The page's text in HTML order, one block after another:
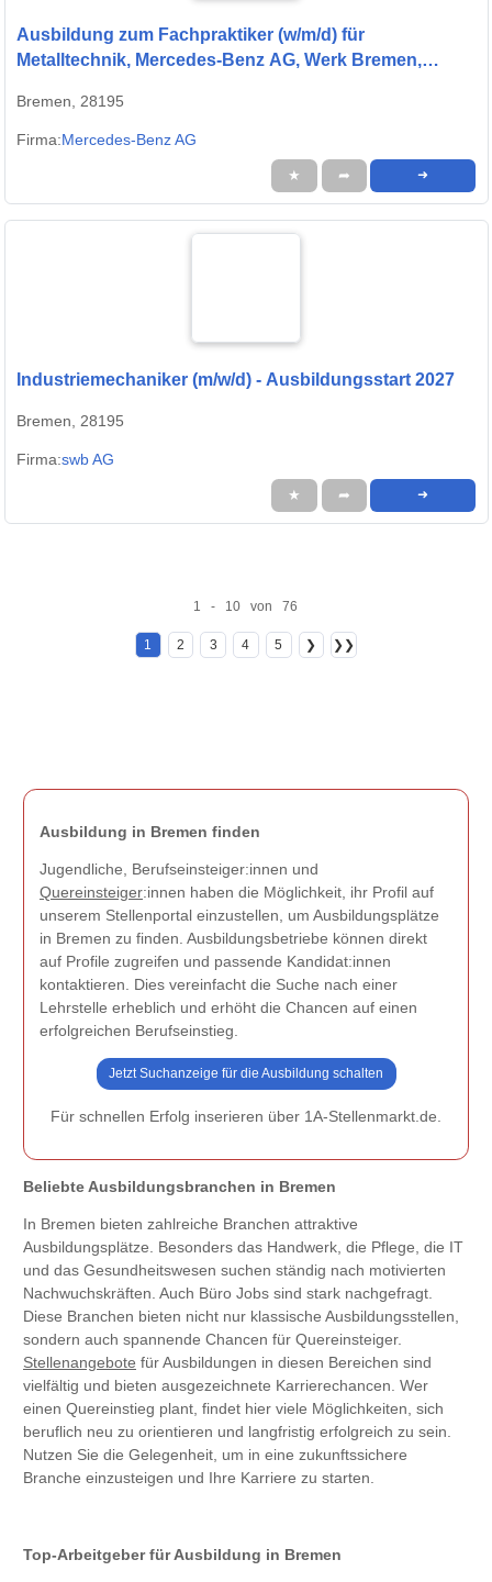
Ausbildung zum Fachpraktiker (w/m/d) für
Metalltechnik, Mercedes-Benz AG, Werk Bremen,
Bremen, 28195
Firma:Mercedes-Benz AG
★ ➦ ➜
Industriemechaniker (m/w/d) - Ausbildungsstart 2027
Bremen, 28195
Firma:swb AG
★ ➦ ➜
1 - 10 von 76
1 2 3 4 5 ❯ ❯❯
Ausbildung in Bremen finden
Jugendliche, Berufseinsteiger:innen und
Quereinsteiger:innen haben die Möglichkeit, ihr Profil auf
unserem Stellenportal einzustellen, um Ausbildungsplätze
in Bremen zu finden. Ausbildungsbetriebe können direkt
auf Profile zugreifen und passende Kandidat:innen
kontaktieren. Dies vereinfacht die Suche nach einer
Lehrstelle erheblich und erhöht die Chancen auf einen
erfolgreichen Berufseinstieg.
Jetzt Suchanzeige für die Ausbildung schalten
Für schnellen Erfolg inserieren über 1A-Stellenmarkt.de.
Beliebte Ausbildungsbranchen in Bremen
In Bremen bieten zahlreiche Branchen attraktive
Ausbildungsplätze. Besonders das Handwerk, die Pflege, die IT
und das Gesundheitswesen suchen ständig nach motivierten
Nachwuchskräften. Auch Büro Jobs sind stark nachgefragt.
Diese Branchen bieten nicht nur klassische Ausbildungsstellen,
sondern auch spannende Chancen für Quereinsteiger.
Stellenangebote für Ausbildungen in diesen Bereichen sind
vielfältig und bieten ausgezeichnete Karrierechancen. Wer
einen Quereinstieg plant, findet hier viele Möglichkeiten, sich
beruflich neu zu orientieren und langfristig erfolgreich zu sein.
Nutzen Sie die Gelegenheit, um in eine zukunftssichere
Branche einzusteigen und Ihre Karriere zu starten.
Top-Arbeitgeber für Ausbildung in Bremen